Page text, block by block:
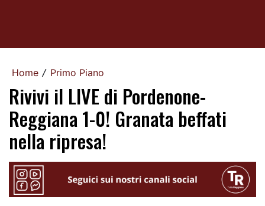
Home / Primo Piano
Rivivi il LIVE di Pordenone-
Reggiana 1-0! Granata beffati
nella ripresa!